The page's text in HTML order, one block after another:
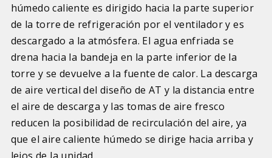
húmedo caliente es dirigido hacia la parte superior
de la torre de refrigeración por el ventilador y es
descargado a la atmósfera. El agua enfriada se
drena hacia la bandeja en la parte inferior de la
torre y se devuelve a la fuente de calor. La descarga
de aire vertical del diseño de AT y la distancia entre
el aire de descarga y las tomas de aire fresco
reducen la posibilidad de recirculación del aire, ya
que el aire caliente húmedo se dirige hacia arriba y